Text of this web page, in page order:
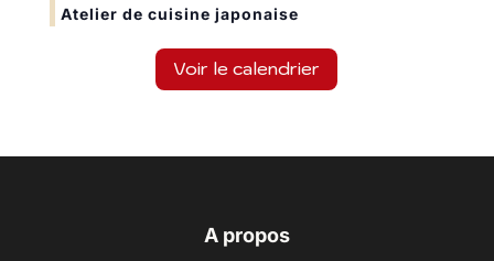
Atelier de cuisine japonaise
Voir le calendrier
A propos